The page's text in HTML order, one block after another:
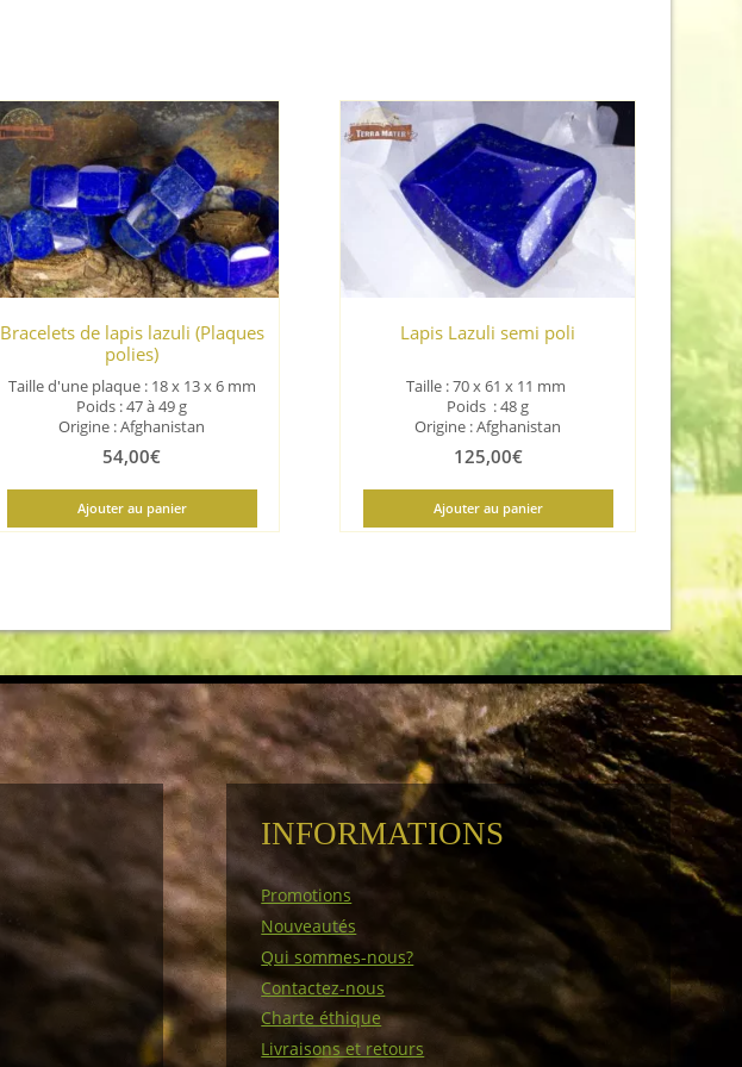
Bracelets de lapis lazuli (Plaques
polies)
Taille d'une plaque : 18 x 13 x 6 mm
Poids : 47 à 49 g
Origine : Afghanistan
54,00€
Ajouter au panier
Lapis Lazuli semi poli
Taille : 70 x 61 x 11 mm
Poids : 48 g
Origine : Afghanistan
125,00€
Ajouter au panier
INFORMATIONS
Promotions
Nouveautés
Qui sommes-nous?
Contactez-nous
Charte éthique
Livraisons et retours